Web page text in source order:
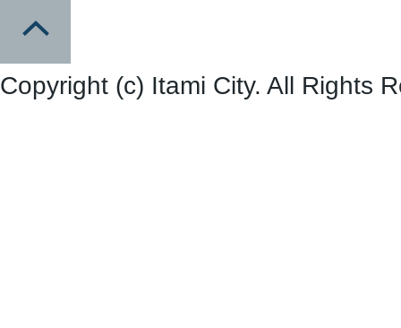
Copyright (c) Itami City. All Rights